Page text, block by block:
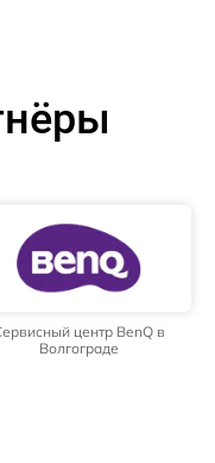
центр BenQ в
Волгограде